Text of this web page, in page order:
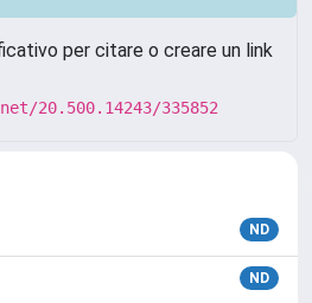
per citare o creare un link
20.500.14243/335852
ND
ND